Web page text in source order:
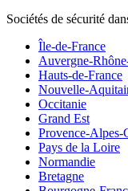
Sociétés de sécurité
Île-de-France
Auvergne-
Hauts-de-France
Nouvelle-
Occitanie
Grand Est
Provence-Alpes-
Pays de la Loire
Normandie
Bretagne